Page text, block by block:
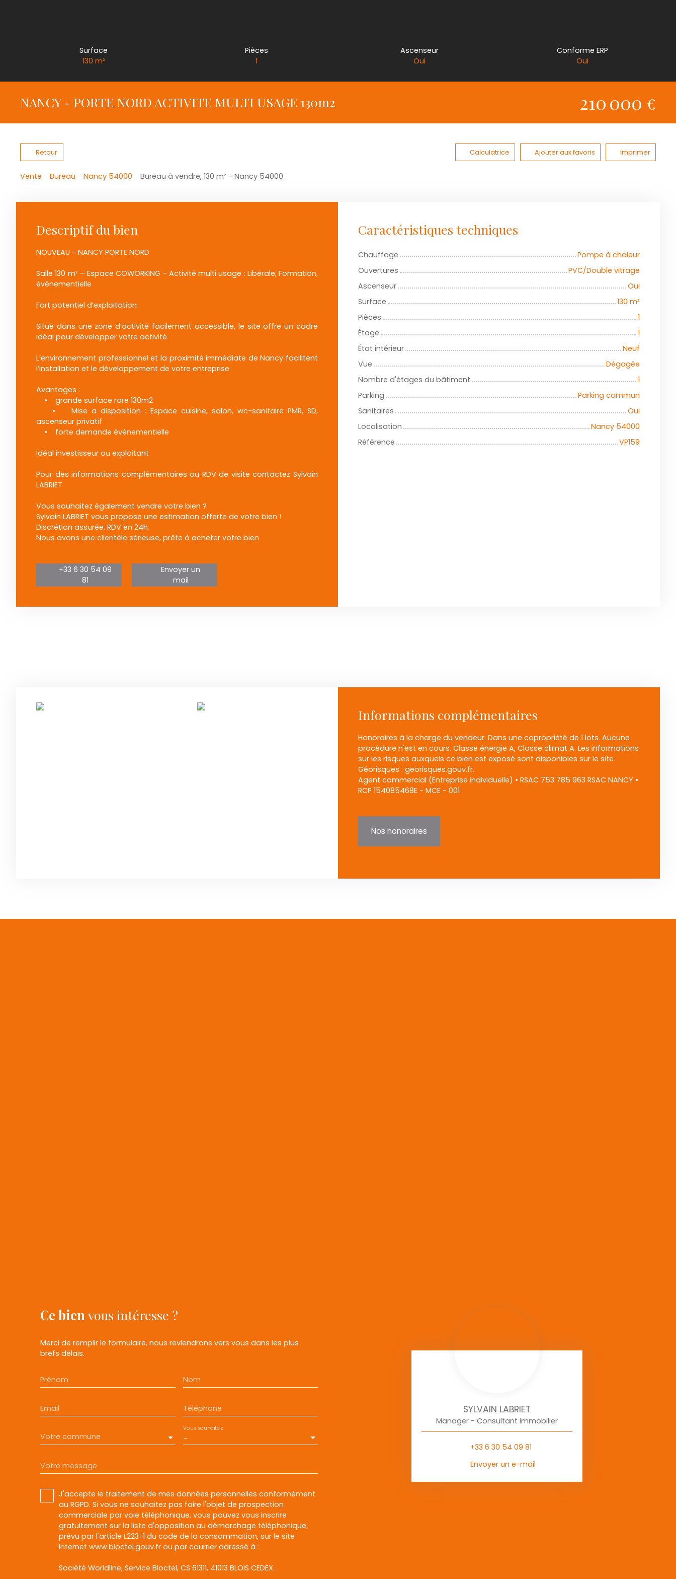
Surface
130 m²
Pièces
1
Ascenseur
Oui
Conforme ERP
Oui
NANCY - PORTE NORD ACTIVITE MULTI USAGE 130m2 210 000 €
Retour Calculatrice Ajouter aux favoris Imprimer
Vente Bureau Nancy 54000 Bureau à vendre, 130 m² - Nancy 54000
Descriptif du bien
NOUVEAU - NANCY PORTE NORD
Salle 130 m² – Espace COWORKING - Activité multi usage : Libérale, Formation,
événementielle
Fort potentiel d’exploitation
Situé dans une zone d’activité facilement accessible, le site offre un cadre
idéal pour développer votre activité.
L’environnement professionnel et la proximité immédiate de Nancy facilitent
l’installation et le développement de votre entreprise.
Avantages :
• grande surface rare 130m2
• Mise a disposition : Espace cuisine, salon, wc-sanitaire PMR, SD,
ascenseur privatif
• forte demande événementielle
Idéal investisseur ou exploitant
Pour des informations complémentaires ou RDV de visite contactez Sylvain
LABRIET
Vous souhaitez également vendre votre bien ?
Sylvain LABRIET vous propose une estimation offerte de votre bien !
Discrétion assurée, RDV en 24h.
Nous avons une clientèle sérieuse, prête à acheter votre bien
+33 6 30 54 09
81
Envoyer un
mail
Caractéristiques techniques
Chauffage
Pompe à chaleur
Ouvertures
PVC/Double vitrage
Ascenseur
Oui
Surface
130 m²
Pièces
1
Étage
1
État intérieur
Neuf
Vue
Dégagée
Nombre d'étages du bâtiment
1
Parking
Parking commun
Sanitaires
Oui
Localisation
Nancy 54000
Référence
VP159
Informations complémentaires
Honoraires à la charge du vendeur. Dans une copropriété de 1 lots. Aucune
procédure n'est en cours. Classe énergie A, Classe climat A. Les informations
sur les risques auxquels ce bien est exposé sont disponibles sur le site
Géorisques : georisques.gouv.fr.
Agent commercial (Entreprise individuelle) • RSAC 753 785 963 RSAC NANCY •
RCP 154085468E - MCE - 001
Nos honoraires
Ce bien vous intéresse ?
Merci de remplir le formulaire, nous reviendrons vers vous dans les plus
brefs délais.
Prénom Nom
Email Téléphone
Votre commune -
Vous souhaitez
Votre message
J'accepte le traitement de mes données personnelles conformément
au RGPD. Si vous ne souhaitez pas faire l'objet de prospection
commerciale par voie téléphonique, vous pouvez vous inscrire
gratuitement sur la liste d'opposition au démarchage téléphonique,
prévu par l'article L223-1 du code de la consommation, sur le site
Internet www.bloctel.gouv.fr ou par courrier adressé à :
Société Worldline, Service Bloctel, CS 61311, 41013 BLOIS CEDEX.
SYLVAIN LABRIET
Manager - Consultant immobilier
+33 6 30 54 09 81
Envoyer un e-mail